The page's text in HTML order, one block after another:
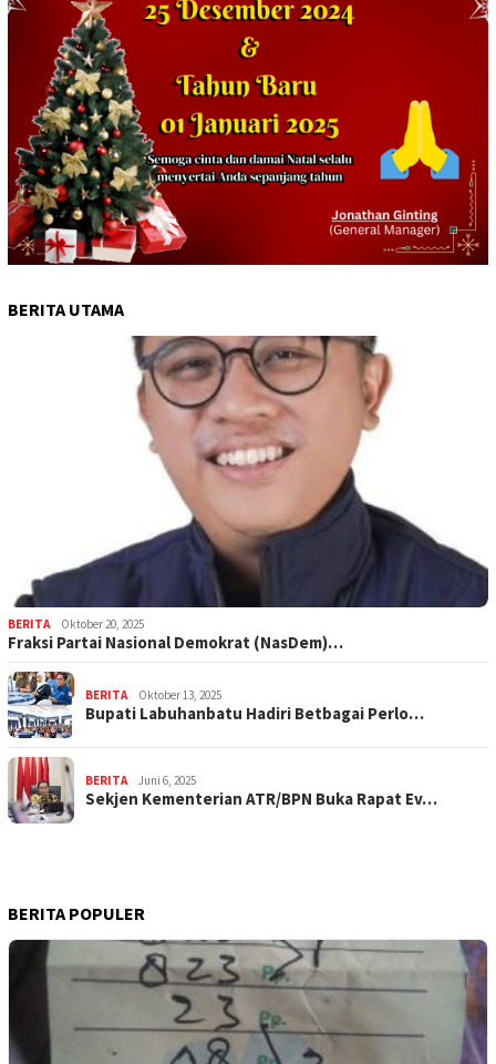
BERITA UTAMA
BERITA Oktober 20, 2025
Fraksi Partai Nasional Demokrat (NasDem)…
BERITA Oktober 13, 2025
Bupati Labuhanbatu Hadiri Betbagai Perlo…
BERITA Juni 6, 2025
Sekjen Kementerian ATR/BPN Buka Rapat Ev…
BERITA POPULER